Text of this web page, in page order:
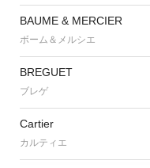
BAUME & MERCIER
ボーム＆メルシエ
BREGUET
ブレゲ
Cartier
カルティエ